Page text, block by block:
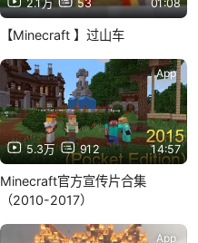
2.1万 53 01:08
【Minecraft 】过山车
5.3万 912 14:57
App
Minecraft官方宣传片合集
（2010-2017）
App